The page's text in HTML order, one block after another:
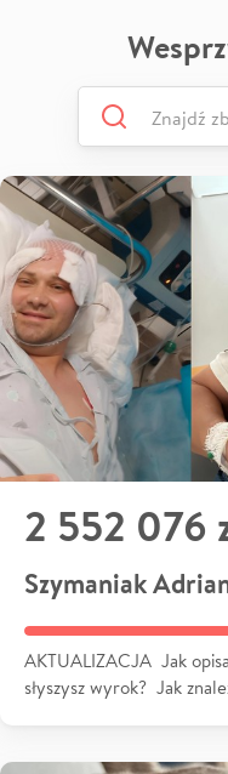
2 552 076
Szymaniak
AKTUALIZACJA Jak
słyszysz wyrok? Jak